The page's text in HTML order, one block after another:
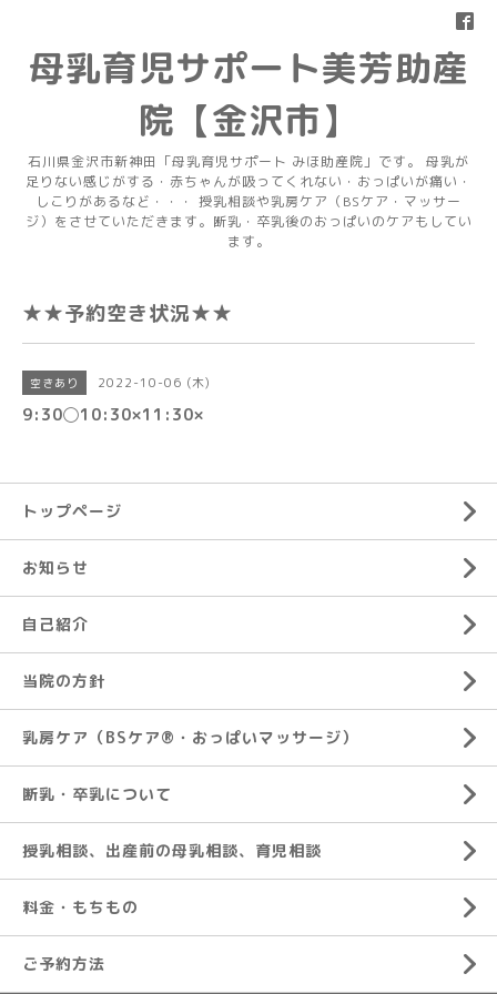
母乳育児サポート美芳助産
院【金沢市】
石川県金沢市新神田「母乳育児サポート みほ助産院」です。 母乳が
足りない感じがする・赤ちゃんが吸ってくれない・おっぱいが痛い・
しこりがあるなど・・・ 授乳相談や乳房ケア（BSケア・マッサー
ジ）をさせていただきます。断乳・卒乳後のおっぱいのケアもしてい
ます。
★★予約空き状況★★
空きあり 2022-10-06 (木)
9:30◯10:30×11:30×
トップページ
お知らせ
自己紹介
当院の方針
乳房ケア（BSケア®︎・おっぱいマッサージ）
断乳・卒乳について
授乳相談、出産前の母乳相談、育児相談
料金・もちもの
ご予約方法